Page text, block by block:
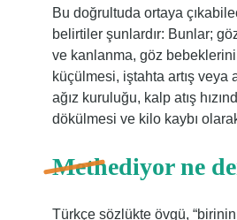
Bu doğrultuda ortaya
belirtiler şunlardır: Bunlar;
ve kanlanma, göz
küçülmesi, iştahta artış veya
ağız kuruluğu, kalp atış
dökülmesi ve kilo kaybı
Methediyor ne
Türkçe sözlükte övgü,